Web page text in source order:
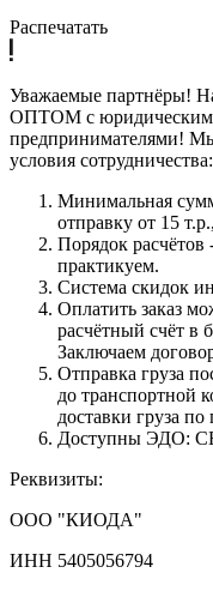
Распечатать
Уважаемые партнёры!
ОПТОМ с
предпринимателями!
условия сотрудничества:
Минимальная
отправку от 15
Порядок расчётов
практикуем.
Система скидок
Оплатить заказ
расчётный счёт в
Заключаем
Отправка груза
до транспортной
доставки груза
Доступны ЭДО:
Реквизиты:
ООО "КИОДА"
ИНН 5405056794